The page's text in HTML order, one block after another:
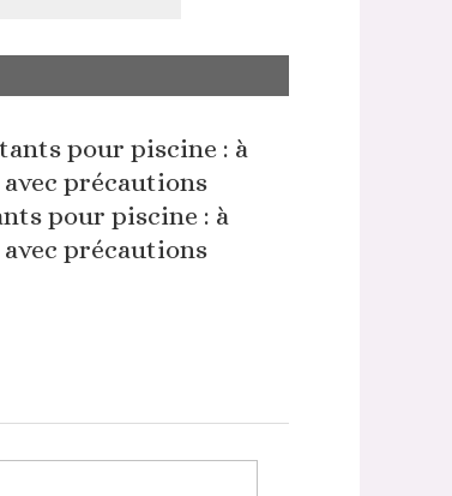
pour piscine : à
précautions